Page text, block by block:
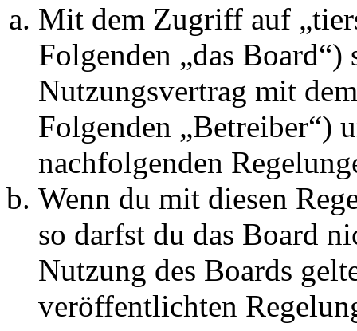
Mit dem Zugriff auf
Folgenden „das
Nutzungsvertrag mit
Folgenden „Betreiber“)
nachfolgenden
Wenn du mit diesen
so darfst du das Board
Nutzung des Boards
veröffentlichten